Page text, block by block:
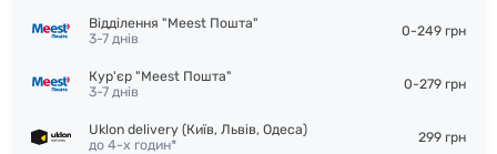
Відділення "Meest Пошта"
3-7 днів
0-249 грн
Кур'єр "Meest Пошта"
3-7 днів
0-279 грн
Uklon delivery (Київ, Львів, Одеса)
до 4-х годин*
299 грн